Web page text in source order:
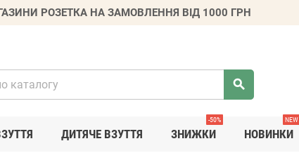
РОЗЕТКА НА ЗАМОВЛЕННЯ ВІД 1000 ГРН
search
ДИТЯЧЕ ВЗУТТЯ ЗНИЖКИ
-50%
НОВИНКИ
NEW